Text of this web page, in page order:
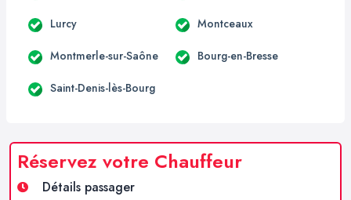
Lurcy Montceaux
Montmerle-sur-Saône Bourg-en-Bresse
Saint-Denis-lès-Bourg
Réservez votre Chauffeur
Détails passager